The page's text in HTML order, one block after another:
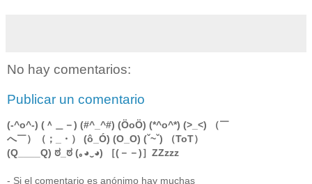
No hay comentarios:
Publicar un comentario
(-^o^-) (＾＿－) (#^_^#) (ÖoÖ) (*^o^*) (>_<) （￣
へ￣）（；_・） (ô_Ó) (O_O) (ˇ~ˇ) （ToT）
(Q____Q) ಠ_ಠ (｡◕‿◕) ［(－－)］ZZzzz
- Si el comentario es anónimo hay muchas